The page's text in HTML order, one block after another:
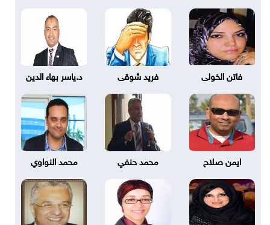
فاتن الخولى فريد شوقى د.ياسر بهاء الدين
ايمن صلاح محمد حنفي محمد النواوي